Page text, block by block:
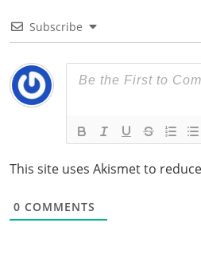
Subscribe
This site uses Akismet to
0 COMMENTS